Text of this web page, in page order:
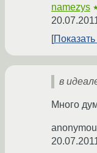
namezys
Показать
в
Много